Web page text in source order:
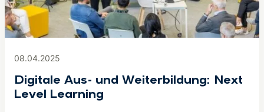
08.04.2025
Digitale Aus- und Weiterbildung: Next
Level Learning